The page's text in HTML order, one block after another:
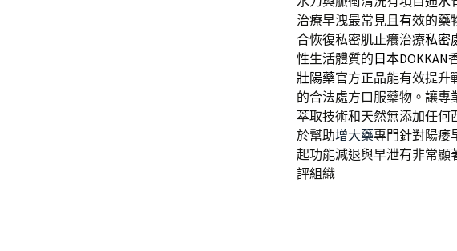
治療早洩最常見且有效的藥
合恢復私密肌止癢治療私密
性生活體質的 日本DOKKAN
壯陽藥官方正品能有效提升
的合法處方口服藥物。讓專
萃取技術和天然無添加任何
於幫助增大藥專門針對陽痿
起功能減退與早泄有非常顯
評組織